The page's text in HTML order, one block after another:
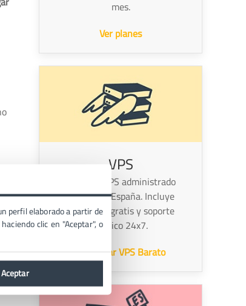
mes.
Ver planes
VPS
Servidor VPS administrado
alojado en España. Incluye
migración gratis y soporte
técnico 24x7.
Contratar VPS Barato
perfil elaborado a partir de
clic en "Aceptar", o
Aceptar